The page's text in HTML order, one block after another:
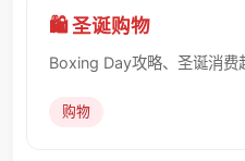
🛍️ 圣诞购物
Boxing Day攻略、圣诞消费
购物